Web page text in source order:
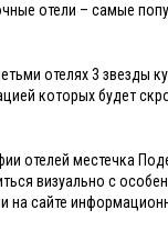
отели – самые
отелях 3 звезды
которых будет
отелей местечка
визуально с
на сайте